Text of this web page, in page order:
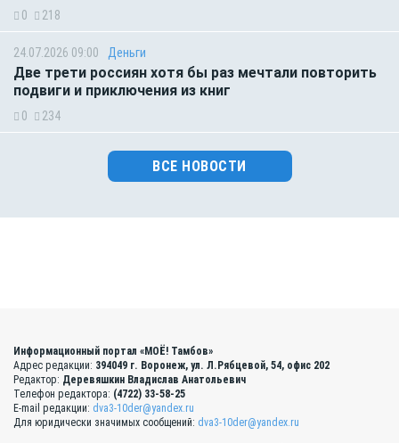
0 218
24.07.2026 09:00 Деньги
Две трети россиян хотя бы раз мечтали повторить
подвиги и приключения из книг
0 234
ВСЕ НОВОСТИ
Информационный портал «МОЁ! Тамбов»
Адрес редакции: 394049 г. Воронеж, ул. Л.Рябцевой, 54, офис 202
Редактор: Деревяшкин Владислав Анатольевич
Телефон редактора: (4722) 33-58-25
E-mail редакции: dva3-10der@yandex.ru
Для юридически значимых сообщений: dva3-10der@yandex.ru